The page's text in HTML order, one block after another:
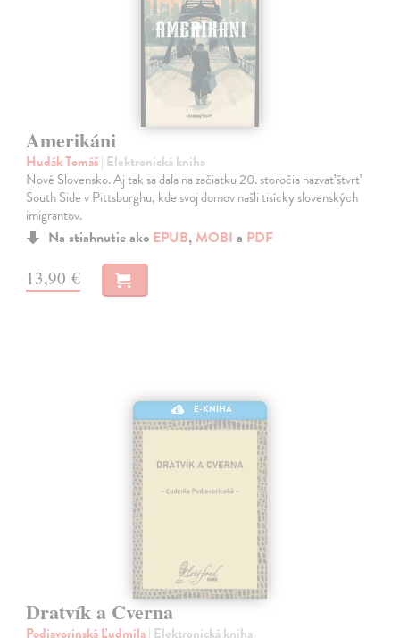
Amerikáni
Hudák Tomáš| Elektronická kniha
Nové Slovensko. Aj tak sa dala na začiatku 20. storočia nazvať štvrť
South Side v Pittsburghu, kde svoj domov našli tisícky slovenských
imigrantov.
Na stiahnutie ako EPUB, MOBI a PDF
13,90 €
E-KNIHA
Dratvík a Cverna
Podjavorinská Ľudmila| Elektronická kniha